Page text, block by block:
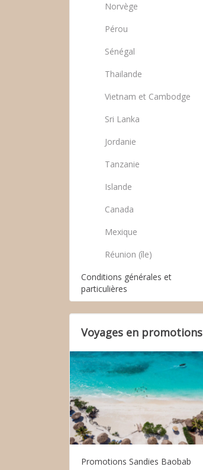
Norvège
Pérou
Sénégal
Thailande
Vietnam et Cambodge
Sri Lanka
Jordanie
Tanzanie
Islande
Canada
Mexique
Réunion (île)
Conditions générales et
particulières
Voyages en promotions
Promotions Sandies Baobab